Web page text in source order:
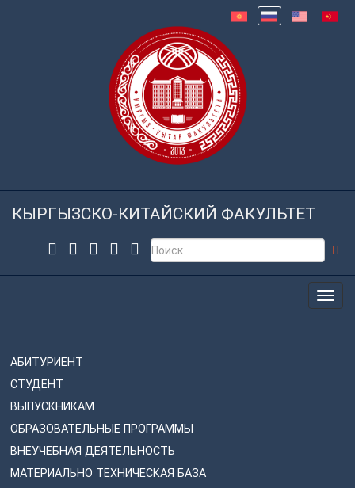
КЫРГЫЗСКО-КИТАЙСКИЙ ФАКУЛЬТЕТ
АБИТУРИЕНТ
СТУДЕНТ
ВЫПУСКНИКАМ
ОБРАЗОВАТЕЛЬНЫЕ ПРОГРАММЫ
ВНЕУЧЕБНАЯ ДЕЯТЕЛЬНОСТЬ
МАТЕРИАЛЬНО ТЕХНИЧЕСКАЯ БАЗА